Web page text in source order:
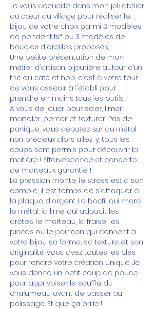
Je vous accueille dans mon joli atelier
au cœur du village pour réaliser le
bijou de votre choix parmi 3 modèles
de pendentifs* ou 3 modèles de
boucles d'oreilles proposés.
Une petite présentation de mon
métier d'artisan bijoutière autour d’un
thé ou café et hop, c'est à votre tour
de vous asseoir à l'établi pour
prendre en mains tous les outils.
A vous de jouer pour scier, limer,
marteler, percer et texturer, Pas de
panique, vous débutez sur du métal
non précieux alors allez-y, tous les
coups sont permis pour découvrir la
matière ! Effervescence et concerto
de marteaux garantie !
La pression monte, le stress est à son
comble, il est temps de s'attaquer à
la plaque d'argent. Le bocfil qui mord
le métal, la lime qui adoucit les
arêtes, le marteau, la fraise, les
pinces ou le poinçon qui donnent à
votre bijou sa forme, sa texture et son
originalité. Vous avez toutes les clés
pour rendre votre création unique. Je
vous donne un petit coup de pouce
pour apprivoiser le souffle du
chalumeau avant de passer au
polissage. Et que ça brille !